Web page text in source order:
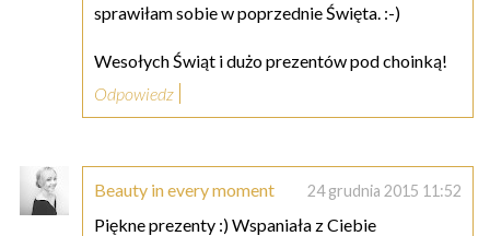
sprawiłam sobie w poprzednie Święta. :-)
Wesołych Świąt i dużo prezentów pod choinką!
Odpowiedz
Beauty in every moment 24 grudnia 2015 11:52
Piękne prezenty :) Wspaniała z Ciebie